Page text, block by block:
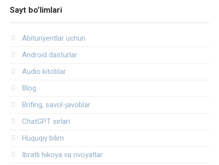
Sayt bo’limlari
Abituriyentlar uchun
Android dasturlar
Audio kitoblar
Blog
Brifing, savol-javoblar
ChatGPT sirlari
Huquqiy bilim
Ibratli hikoya va rivoyatlar